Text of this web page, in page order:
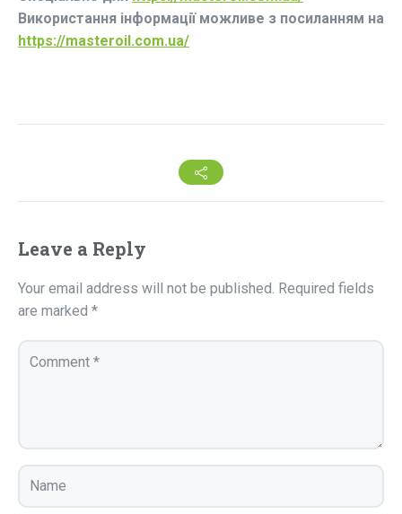
Використання інформації можливе з посиланням на
https://masteroil.com.ua/
Leave a Reply
Your email address will not be published. Required fields
are marked *